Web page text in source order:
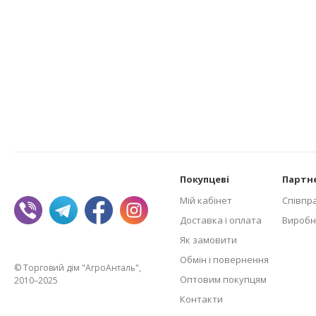
© Торговий дім "АгроАнталь",
2010–2025
Покупцеві
Мій кабінет
Доставка і оплата
Як замовити
Обмін і повернення
Оптовим покупцям
Контакти